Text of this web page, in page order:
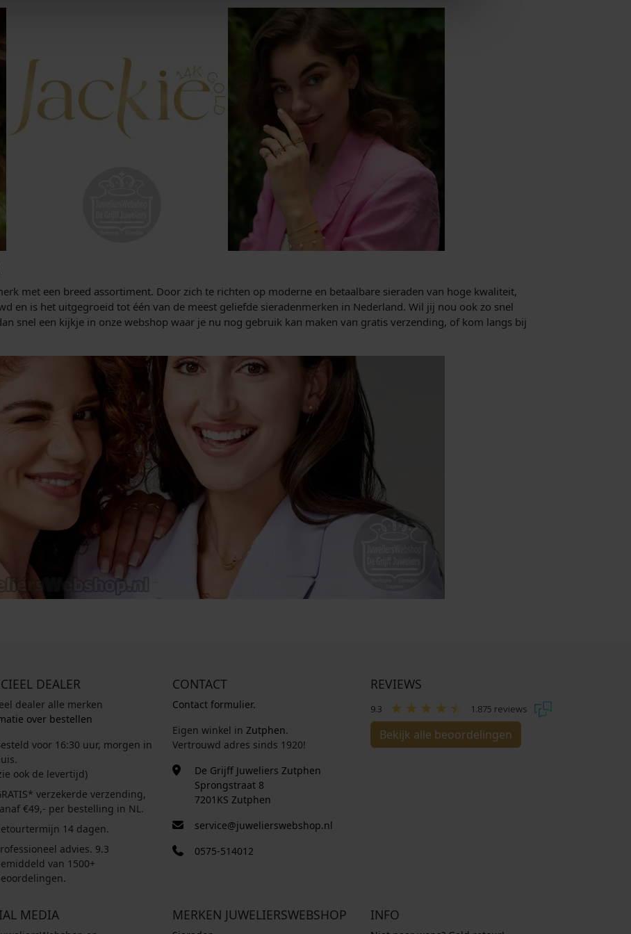
met een breed assortiment. Door zich te richten op moderne en betaalbare sieraden van hoge kwaliteit,
en is het uitgegroeid tot één van de meest geliefde sieradenmerken in Nederland. Wil jij nou ook zo snel
snel een kijkje in onze webshop waar je nu nog gebruik kan maken van gratis verzending, of kom langs bij
DEALER
dealer alle merken
over bestellen
voor 16:30 uur, morgen in
ook de levertijd)
verzekerde verzending,
€49,- per bestelling in NL.
14 dagen.
advies. 9.3
van 1500+
CONTACT
Contact formulier.
Eigen winkel in Zutphen.
Vertrouwd adres sinds 1920!
De Grijff Juweliers Zutphen
Sprongstraat 8
7201KS Zutphen
service@juwelierswebshop.nl
0575-514012
REVIEWS
9.3 1.875 reviews
Bekijk alle beoordelingen
MEDIA MERKEN JUWELIERSWEBSHOP INFO